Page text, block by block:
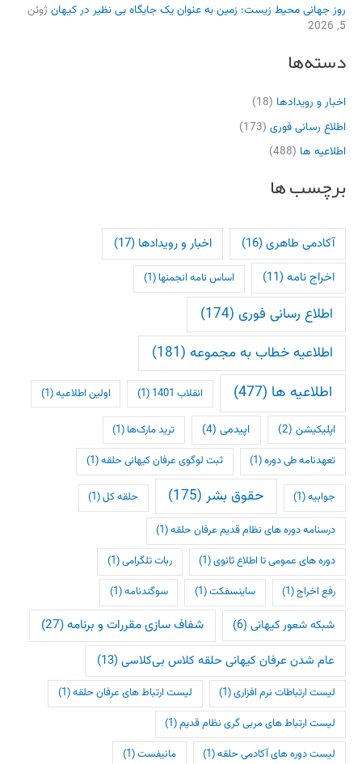
روز جهانی محیط زیست: زمین به عنوان یک جایگاه بی نظیر در کیهانژوئن
5, 2026
دسته‌ها
اخبار و رویدادها (18)
اطلاع رسانی فوری (173)
اطلاعیه ها (488)
برچسب ها
آکادمی طاهری(16) اخبار و رویدادها (17)
اخراج نامه (11) اساس نامه انجمنها (1)
اطلاع رسانی فوری (174)
اطلاعیه خطاب به مجموعه (181)
اطلاعیه ها (477) انقلاب 1401 (1) اولین اطلاعیه(1)
اپلیکیشن (2) اپیدمی(4) ترید مارک‌ها (1)
تعهدنامه طی دوره(1) ثبت لوگوی عرفان کیهانی حلقه(1)
جوابیه(1) حقوق بشر (175) حلقه کل(1)
درسنامه دوره های نظام قدیم عرفان حلقه(1)
دوره های عمومی تا اطلاع ثانوی(1) ربات تلگرامی(1)
رفع اخراج(1) ساینسفکت(1) سوگندنامه(1)
شبکه شعور کیهانی(6) شفاف سازی مقررات و برنامه(27)
عام شدن عرفان کیهانی حلقه کلاس بی‌کلاسی (13)
لیست ارتباطات نرم افزاری(1) لیست ارتباط های عرفان حلقه(1)
لیست ارتباط های مربی گری نظام قدیم(1)
لیست دوره های آکادمی حلقه(1) مانیفست(1)